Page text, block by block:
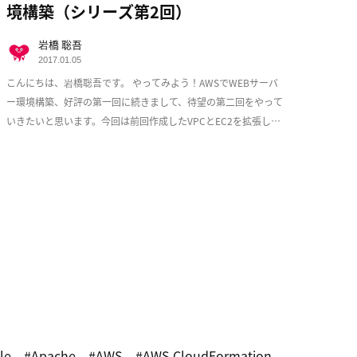
境構築（シリーズ第2回）
こんにちは、岩橋聡吾です。 やってみよう！AWSでWEBサーバ
ー環境構築、好評の第一回に続きまして、待望の第二回をやって
いきたいと思います。今回は前回作成したVPCとEC2を拡張し、
岩橋 聡吾
2017.01.05